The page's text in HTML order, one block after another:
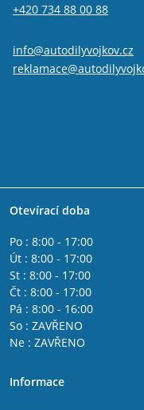
+420 734 88 00 88
info@autodilyvojkov.cz
Otevírací doba
Po : 8:00 - 17:00
Út : 8:00 - 17:00
St : 8:00 - 17:00
Čt : 8:00 - 17:00
Pá : 8:00 - 16:00
So : ZAVŘENO
Ne : ZAVŘENO
Informace